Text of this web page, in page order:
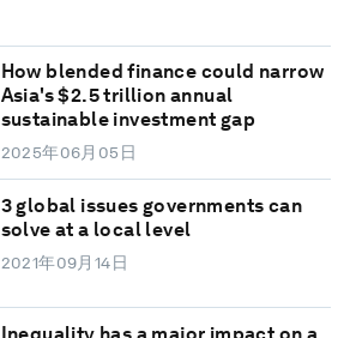
How blended finance could narrow
Asia's $2.5 trillion annual
sustainable investment gap
2025年06月05日
3 global issues governments can
solve at a local level
2021年09月14日